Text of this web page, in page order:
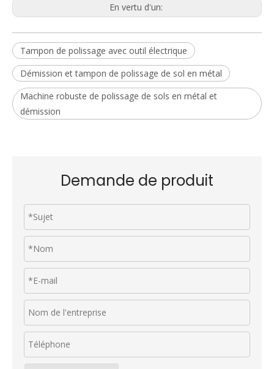
En vertu d'un:
Tampon de polissage avec outil électrique
Démission et tampon de polissage de sol en métal
Machine robuste de polissage de sols en métal et
démission
Demande de produit